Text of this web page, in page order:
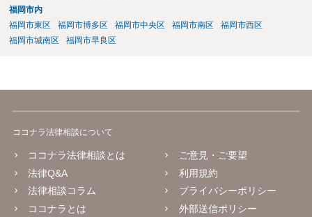
福岡市内
福岡市東区
福岡市博多区 福岡市中央区 福岡市南区
福岡市西区
福岡市城南区
福岡市早良区
ココナラ法律相談について
ココナラ法律相談とは
法律Q&A
法律相談コラム
ココナラとは
ご意見・ご要望
利用規約
プライバシーポリシー
外部送信ポリシー